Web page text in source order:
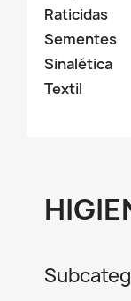
Raticidas
Sementes
Sinalética
Textil